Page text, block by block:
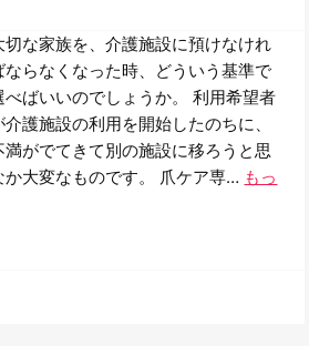
切な家族を、介護施設に預けなけれ
ならなくなった時、どういう基準で
べばいいのでしょうか。 利用希望者
介護施設の利用を開始したのちに、
満がでてきて別の施設に移ろうと思
か大変なものです。 爪ケア専… もっ